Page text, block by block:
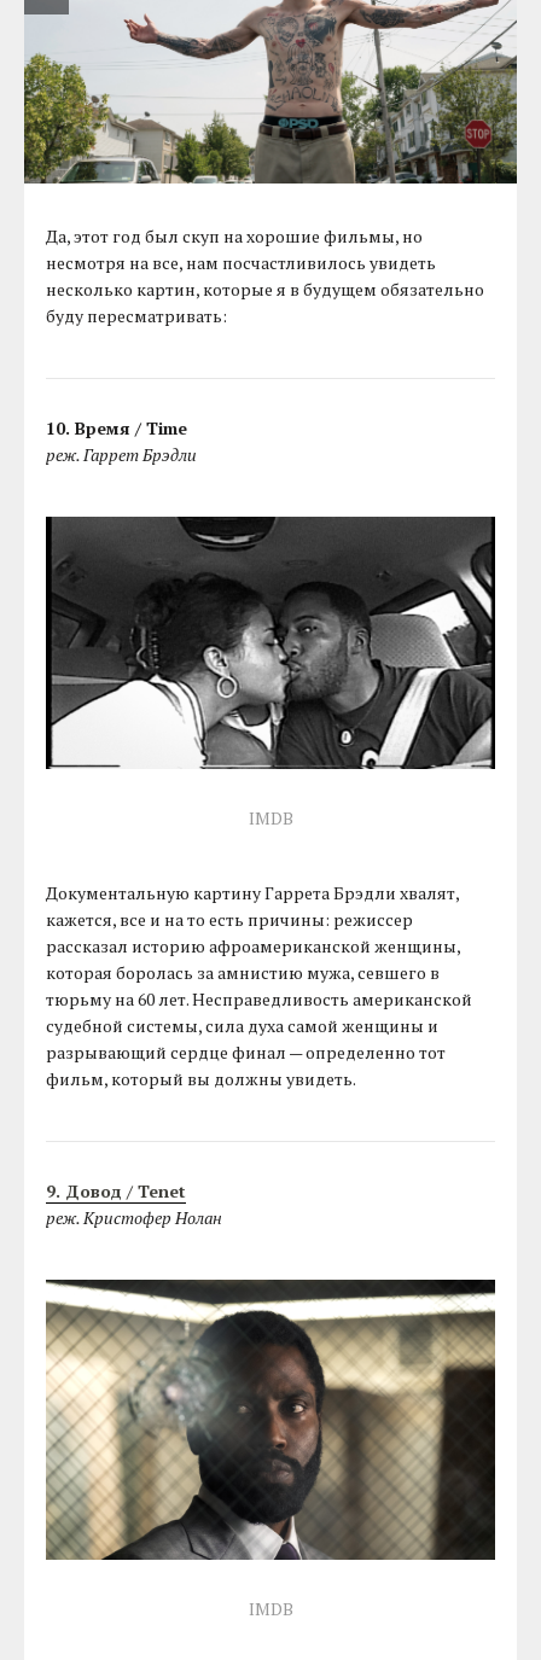
Да, этот год был скуп на хорошие фильмы, но
несмотря на все, нам посчастливилось увидеть
несколько картин, которые я в будущем обязательно
буду пересматривать:
10. Время / Time
реж. Гаррет Брэдли
IMDB
Документальную картину Гаррета Брэдли хвалят,
кажется, все и на то есть причины: режиссер
рассказал историю афроамериканской женщины,
которая боролась за амнистию мужа, севшего в
тюрьму на 60 лет. Несправедливость американской
судебной системы, сила духа самой женщины и
разрывающий сердце финал — определенно тот
фильм, который вы должны увидеть.
9. Довод / Tenet
реж. Кристофер Нолан
IMDB